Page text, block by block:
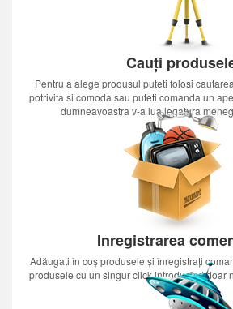
Cauți
Pentru a alege produsul puteti folosi
potrivita si comoda sau puteti comanda un
dumneavoastra v-a lua legatura
Inregistrarea
Adăugați în coș produsele și înregistrați
produsele cu un singur click introducînd doar